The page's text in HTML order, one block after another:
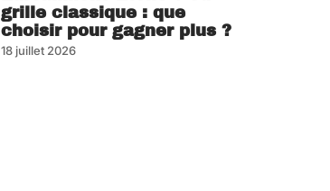
grille classique : que
choisir pour gagner plus ?
18 juillet 2026